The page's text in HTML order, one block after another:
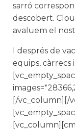
sarró
descobert.
avaluem el
I després de
equips, càrrecs
[/vc_column][/